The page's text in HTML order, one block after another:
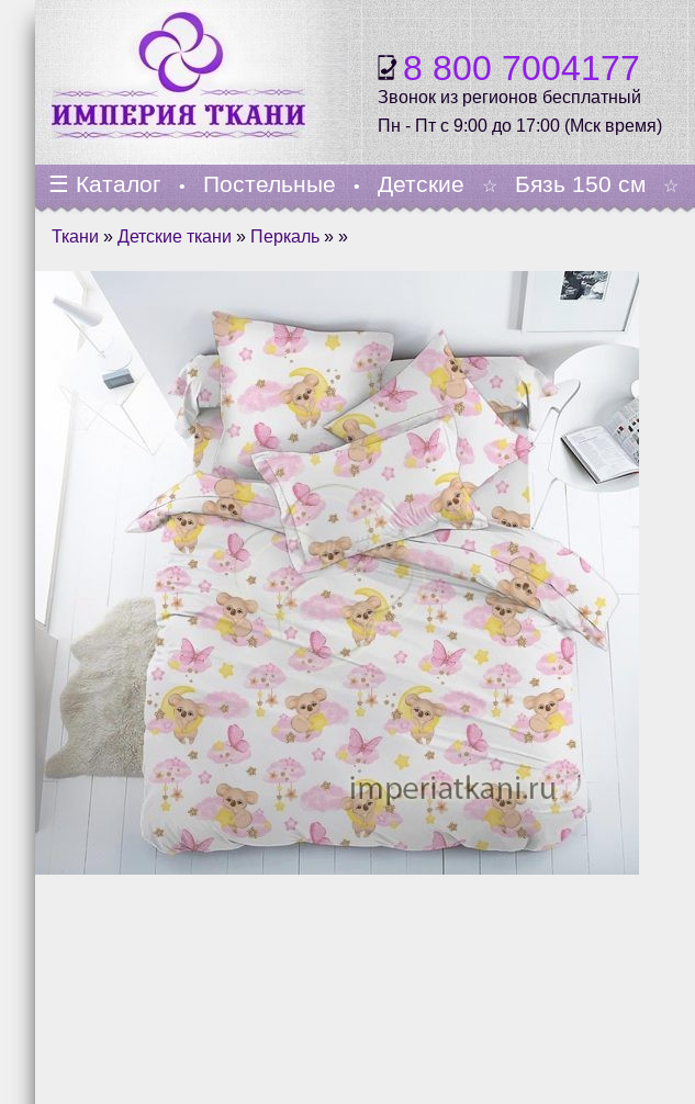
8 800 7004177
Звонок из регионов бесплатный
Пн - Пт с 9:00 до 17:00 (Мск время)
☰ Каталог • Постельные • Детские ☆ Бязь 150 см ☆
Ткани » Детские ткани » Перкаль » »